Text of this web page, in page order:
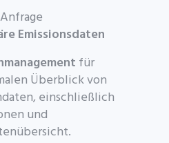
Emissionsdaten
für
Überblick von
einschließlich
und